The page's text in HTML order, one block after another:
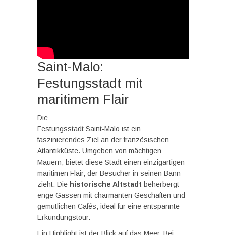
Saint-Malo:
Festungsstadt mit
maritimem Flair
Die
Festungsstadt Saint-Malo ist ein
faszinierendes Ziel an der französischen
Atlantikküste. Umgeben von mächtigen
Mauern, bietet diese Stadt einen einzigartigen
maritimen Flair, der Besucher in seinen Bann
zieht. Die historische Altstadt beherbergt
enge Gassen mit charmanten Geschäften und
gemütlichen Cafés, ideal für eine entspannte
Erkundungstour.